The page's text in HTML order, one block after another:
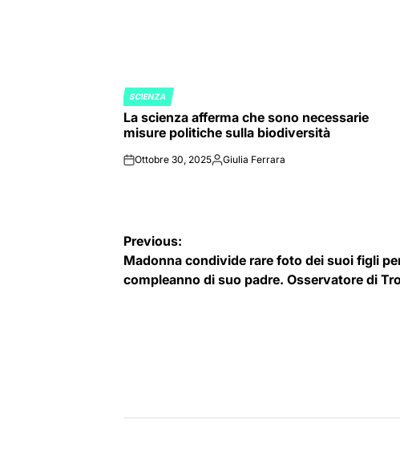
POSTED
IN
SCIENZA
La scienza afferma che sono necessarie
misure politiche sulla biodiversità
onOttobre 30, 2025Posted
Giulia Ferrara
Navigazione
articoli
Previous:
Madonna condivide rare foto dei suoi figli
compleanno di suo padre. Osservatore di